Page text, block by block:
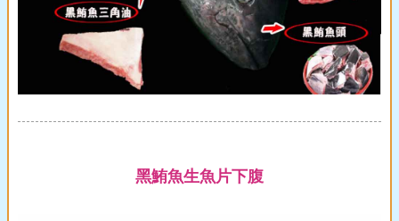
黑鮪魚生魚片下腹